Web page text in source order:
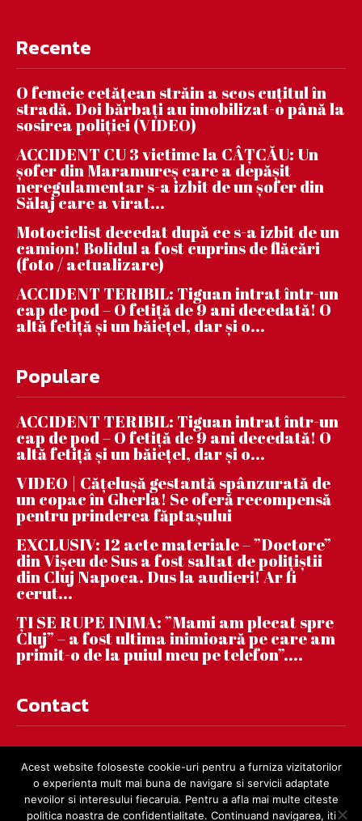
Recente
O femeie cetățean străin a scos cuțitul în
stradă. Doi bărbați au imobilizat-o până la
sosirea poliției (VIDEO)
ACCIDENT CU 3 victime la CÂȚCĂU: Un
șofer din Maramureș care a depășit
neregulamentar s-a izbit de un șofer din
Sălaj care a virat...
Motociclist decedat după ce s-a izbit de un
camion! Bolidul a fost cuprins de flăcări
(foto / actualizare)
ACCIDENT TERIBIL: Tiguan intrat într-un
cap de pod – O fetiță de 9 ani decedată! O
altă fetiță și un băiețel, dar și o...
Populare
ACCIDENT TERIBIL: Tiguan intrat într-un
cap de pod – O fetiță de 9 ani decedată! O
altă fetiță și un băiețel, dar și o...
VIDEO | Căţeluşă gestantă spânzurată de
un copac în Gherla! Se oferă recompensă
pentru prinderea făptaşului
EXCLUSIV: 12 acte materiale – ”Doctore”
din Vișeu de Sus a fost saltat de polițiștii
din Cluj Napoca. Dus la audieri! Ar fi
cerut...
ȚI SE RUPE INIMA: ”Mami am plecat spre
Cluj” – a fost ultima inimioară pe care am
primit-o de la puiul meu pe telefon”....
Contact
Acest website foloseste cookie-uri pentru a furniza vizitatorilor
o experienta mult mai buna de navigare si servicii adaptate
nevoilor si interesului fiecaruia. Pentru a afla mai multe citeste
politica noastra de confidentialitate. Continuand navigarea, iti